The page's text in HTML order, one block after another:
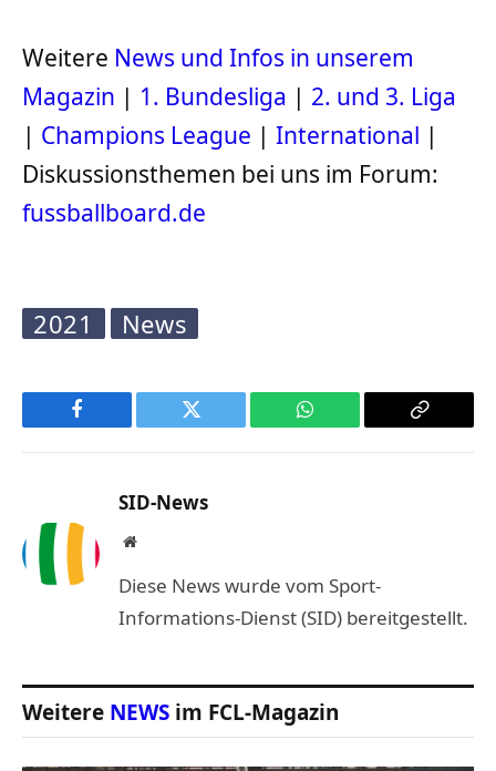
Weitere News und Infos in unserem
Magazin | 1. Bundesliga | 2. und 3. Liga
| Champions League | International |
Diskussionsthemen bei uns im Forum:
fussballboard.de
2021 News
Facebook Twitter WhatsApp
Copy
SID-News
Website
Diese News wurde vom Sport-
Informations-Dienst (SID) bereitgestellt.
Weitere NEWS im FCL-Magazin